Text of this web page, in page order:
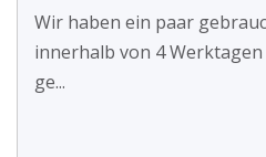
Wir haben ein paar
innerhalb von 4 Werktagen
ge...